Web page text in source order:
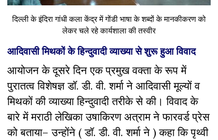
दिल्ली के इंदिरा गांधी कला केंद्र में गोंडी भाषा के शब्दों के मानकीकरण को
लेकर चले रहे कार्यशाला की तस्वीर
आदिवासी मिथकों के हिन्दुवादी व्याख्या से शुरू हुआ विवाद
आयोजन के दूसरे दिन एक प्रमुख वक्ता के रूप में
पुरातत्व विशेषज्ञ डॉ. डी. वी. शर्मा ने आदिवासी मूल्यों व
मिथकों की व्याख्या हिन्दुवादी तरीके से की। विवाद के
बारे में मराठी लेखिका उषाकिरण अत्राम ने फारवर्ड प्रेस
को बताया– उन्होंने ( डॉ. डी. वी. शर्मा ने ) कहा कि पृथ्वी